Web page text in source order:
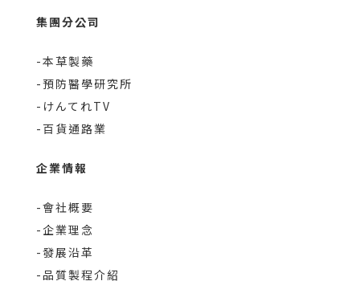
集團分公司
-本草製藥
-預防醫學研究所
-けんてれTV
-百貨通路業
企業情報
-會社概要
-企業理念
-發展沿革
-品質製程介紹